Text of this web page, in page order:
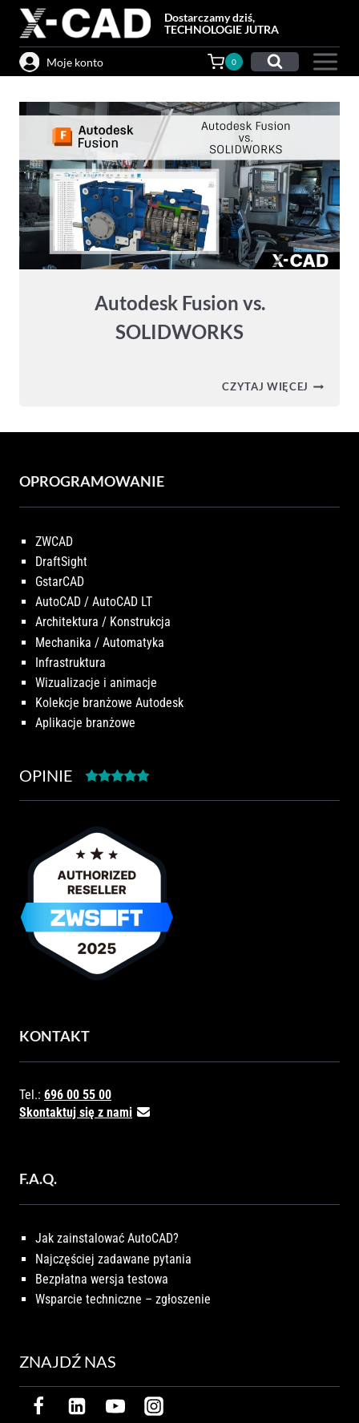
Przejdź
treści
Dostarczamy dziś,
TECHNOLOGIE JUTRA
Moje konto 0
Autodesk Fusion vs.
SOLIDWORKS
CZYTAJ WIĘCEJ
OPROGRAMOWANIE
ZWCAD
DraftSight
GstarCAD
AutoCAD / AutoCAD LT
Architektura / Konstrukcja
Mechanika / Automatyka
Infrastruktura
Wizualizacje i animacje
Kolekcje branżowe Autodesk
Aplikacje branżowe
OPINIE
KONTAKT
Tel.: 696 00 55 00
Skontaktuj się z nami
F.A.Q.
Jak zainstalować AutoCAD?
Najczęściej zadawane pytania
Bezpłatna wersja testowa
Wsparcie techniczne – zgłoszenie
ZNAJDŹ NAS